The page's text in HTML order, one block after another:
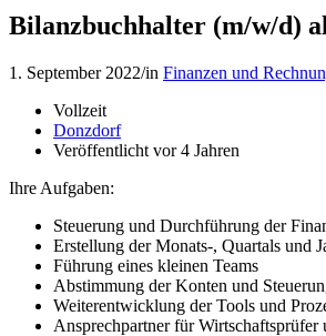
Bilanzbuchhalter (m/w/d)
1. September 2022/in Finanzen und
Vollzeit
Donzdorf
Veröffentlicht vor 4 Jahren
Ihre Aufgaben:
Steuerung und Durchführung der
Erstellung der Monats-, Quartals und
Führung eines kleinen Teams
Abstimmung der Konten und
Weiterentwicklung der Tools und
Ansprechpartner für Wirtschaftsprüfer